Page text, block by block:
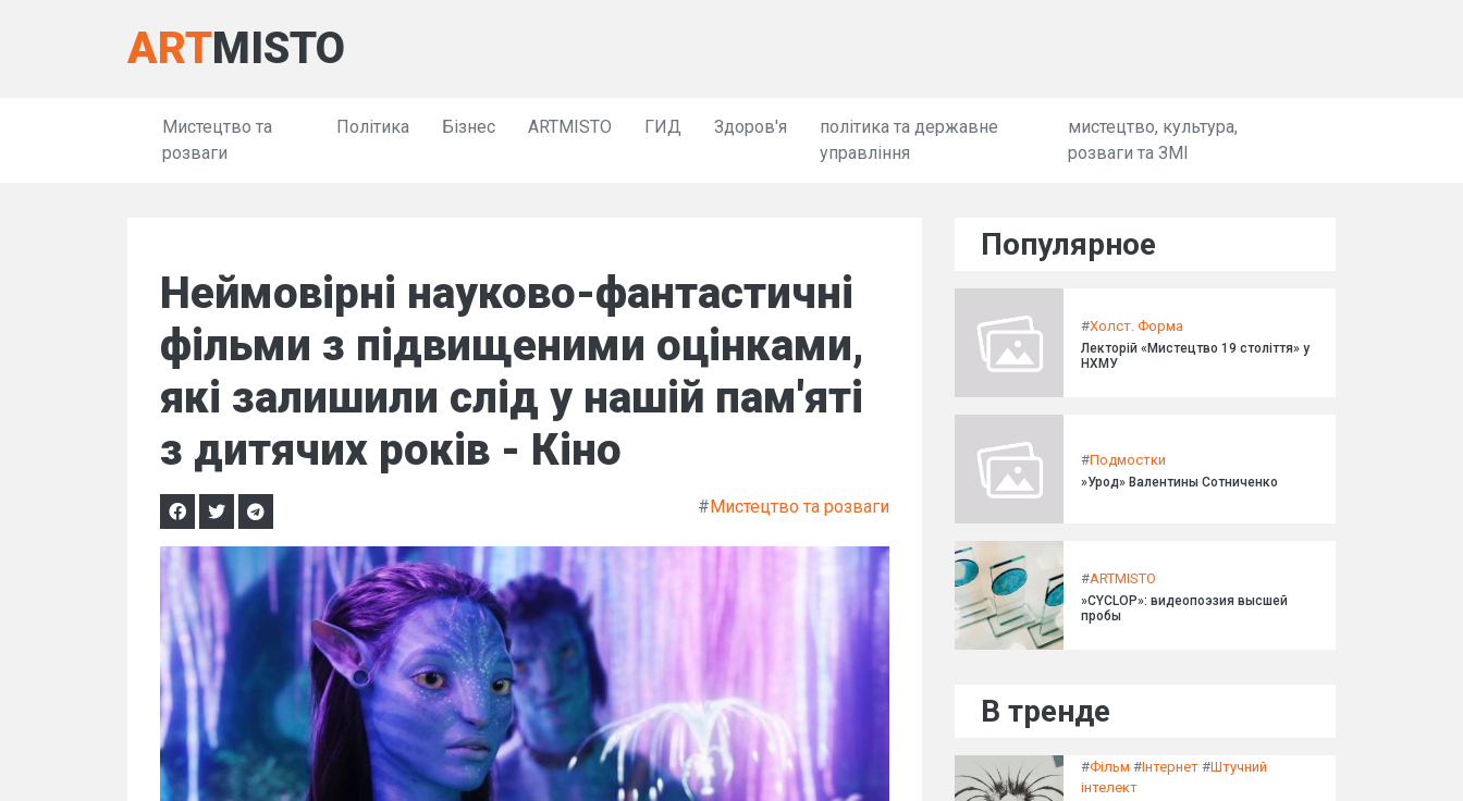
ARTMISTO
Мистецтво та
розваги
Політика Бізнес ARTMISTO ГИД Здоров'я
політика та державне
управління
мистецтво, культура,
розваги та ЗМІ
Неймовірні науково-фантастичні
фільми з підвищеними оцінками,
які залишили слід у нашій пам'яті
з дитячих років - Кіно
#Мистецтво та розваги
Популярное
#Холст. Форма
Лекторій «Мистецтво 19 століття» у
НХМУ
#Подмостки
»Урод» Валентины Сотниченко
#ARTMISTO
»CYCLOP»: видеопоэзия высшей
пробы
В тренде
#Фільм #Інтернет #Штучний
інтелект